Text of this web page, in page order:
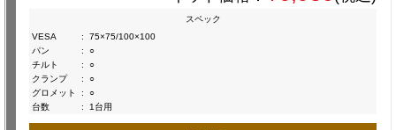
スペック
VESA
:
75×75/100×100
パン
:
○
チルト
:
○
クランプ
:
○
グロメット
:
○
台数
: 1台用